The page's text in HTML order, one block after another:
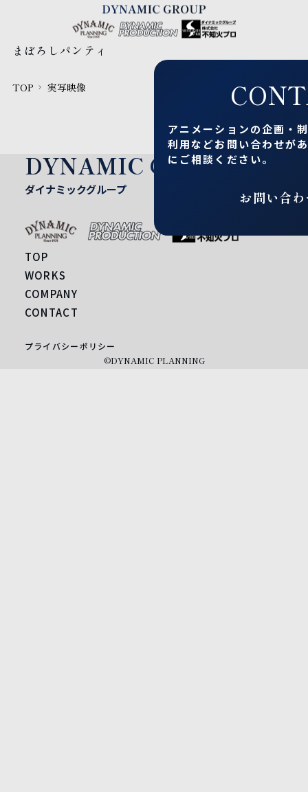
まぼろしパンティ
TOP 実写映像
アニメーションの企画・
利用などお問い合わせが
にご相談ください。
お問い合
DYNAMIC GROUP
ダイナミックグループ
TOP
WORKS
COMPANY
CONTACT
プライバシーポリシー
©DYNAMIC PLANNING